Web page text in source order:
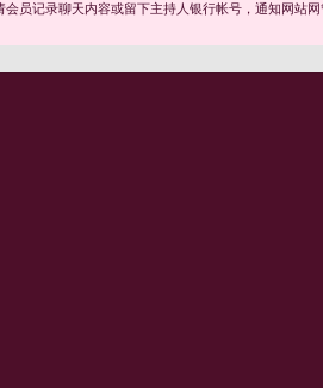
员记录聊天内容或留下主持人银行帐号，通知网站